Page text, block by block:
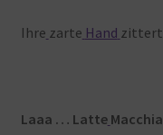
Ihre zarte Hand
Laaa … Latte